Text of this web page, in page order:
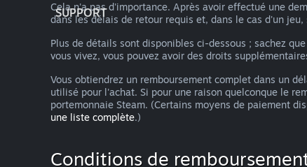
SUPPORT
Cela n'a pas d'importance. Après avoir effectué une
dans les délais de retour requis et, dans le cas d'un
Plus de détails sont disponibles ci-dessous ; sachez
vous vivez, vous pouvez avoir des droits
Vous obtiendrez un remboursement complet dans un
utilisé pour l'achat. Si pour une raison quelconque le
portemonnaie Steam. (Certains moyens de paiement
une liste complète.)
Conditions de